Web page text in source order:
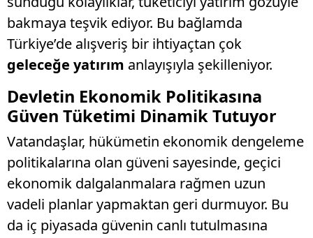
bakmaya teşvik ediyor. Bu bağlamda
Türkiye’de alışveriş bir ihtiyaçtan çok
geleceğe yatırım anlayışıyla şekilleniyor.
Devletin Ekonomik Politikasına
Güven Tüketimi Dinamik Tutuyor
Vatandaşlar, hükümetin ekonomik dengeleme
politikalarına olan güveni sayesinde, geçici
ekonomik dalgalanmalara rağmen uzun
vadeli planlar yapmaktan geri durmuyor. Bu
da iç piyasada güvenin canlı tutulmasına